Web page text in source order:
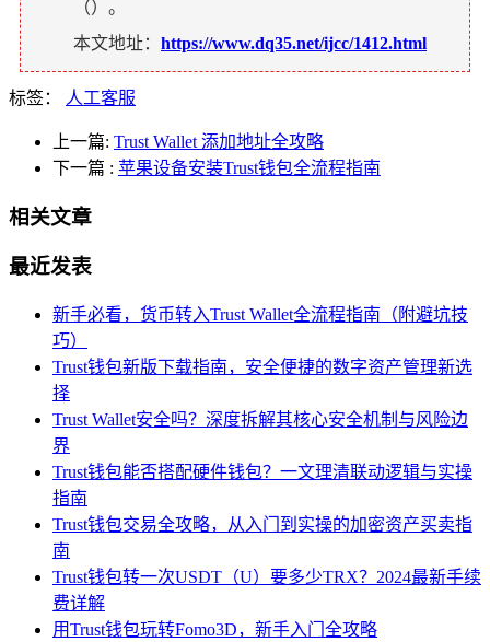
（）。
本文地址： https://www.dq35.net/ijcc/1412.html
标签： 人工客服
上一篇: Trust Wallet 添加地址全攻略
下一篇 : 苹果设备安装Trust钱包全流程指南
相关文章
最近发表
新手必看，货币转入Trust Wallet全流程指南（附避坑技
巧）
Trust钱包新版下载指南，安全便捷的数字资产管理新选
择
Trust Wallet安全吗？深度拆解其核心安全机制与风险边
界
Trust钱包能否搭配硬件钱包？一文理清联动逻辑与实操
指南
Trust钱包交易全攻略，从入门到实操的加密资产买卖指
南
Trust钱包转一次USDT（U）要多少TRX？2024最新手续
费详解
用Trust钱包玩转Fomo3D，新手入门全攻略